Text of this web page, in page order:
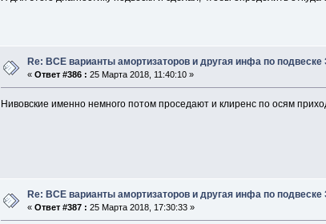
Re: ВСЕ варианты амортизаторов и другая инфа по
« Ответ #386 : 25 Марта 2018, 11:40:10 »
Нивовские именно немного потом проседают и клиренс по осям
Re: ВСЕ варианты амортизаторов и другая инфа по
« Ответ #387 : 25 Марта 2018, 17:30:33 »